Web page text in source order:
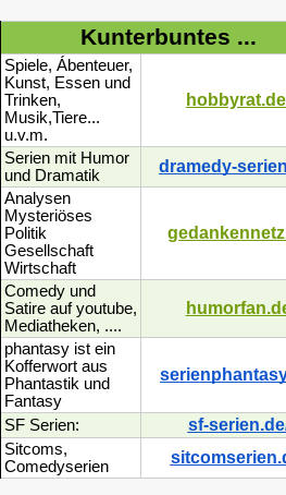
Kunterbuntes ...
Spiele, Ábenteuer,
Kunst, Essen und
Trinken,
Musik,Tiere...
u.v.m.
Serien mit Humor
und Dramatik
dramedy-
Analysen
Mysteriöses
Politik
Gesellschaft
Wirtschaft
Comedy und
Satire auf youtube,
Mediatheken, ....
phantasy ist ein
Kofferwort aus
Phantastik und
Fantasy
SF Serien: sf-
Sitcoms,
Comedyserien